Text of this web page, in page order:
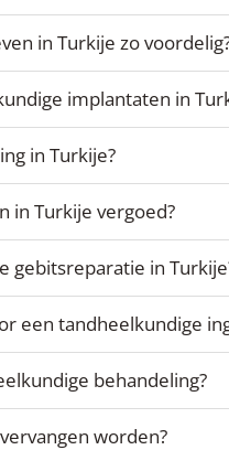
in Turkije zo
implantaten in
in Turkije?
in Turkije vergoed?
gebitsreparatie in
een tandheelkundige
behandeling?
worden?